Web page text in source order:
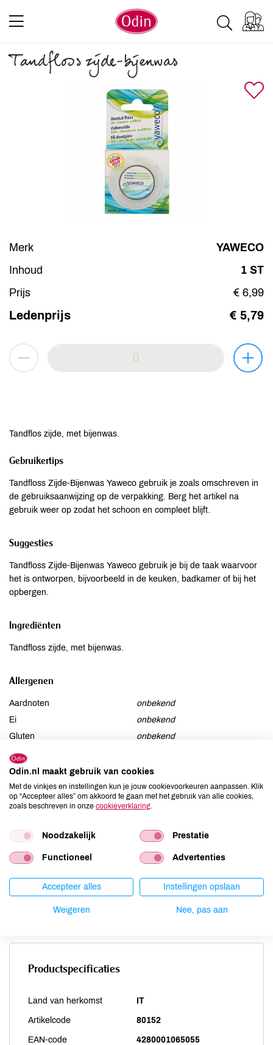
Tandfloss zijde-bijenwas
Merk
YAWECO
Inhoud
1 ST
Prijs
€ 6,99
Ledenprijs € 5,79
Tandflos zijde, met bijenwas.
Gebruikertips
Tandfloss Zijde-Bijenwas Yaweco gebruik je zoals omschreven in
de gebruiksaanwijzing op de verpakking. Berg het artikel na
gebruik weer op zodat het schoon en compleet blijft.
Suggesties
Tandfloss Zijde-Bijenwas Yaweco gebruik je bij de taak waarvoor
het is ontworpen, bijvoorbeeld in de keuken, badkamer of bij het
opbergen.
Ingrediënten
Tandfloss zijde, met bijenwas.
Allergenen
Aardnoten
onbekend
Ei
onbekend
Gluten
onbekend
Lactose
Lupine
onbekend
Mosterd
onbekend
Noten
onbekend
Selderij
onbekend
Soja
onbekend
Vis
onbekend
Weekdieren
onbekend
Zwaveldioxide / sulfieten
Productspecificaties
Land van herkomst IT
Artikelcode 80152
EAN-code 4280001065055
Odin.nl maakt gebruik van cookies
Met de vinkjes en instellingen kun je jouw cookievoorkeuren aanpassen. Klik
op “Accepteer alles” om akkoord te gaan met het gebruik van alle cookies,
zoals beschreven in onze cookieverklaring
Noodzakelijk Prestatie
Functioneel Advertenties
Accepteer alles Instellingen opslaan
Weigeren Nee, pas aan